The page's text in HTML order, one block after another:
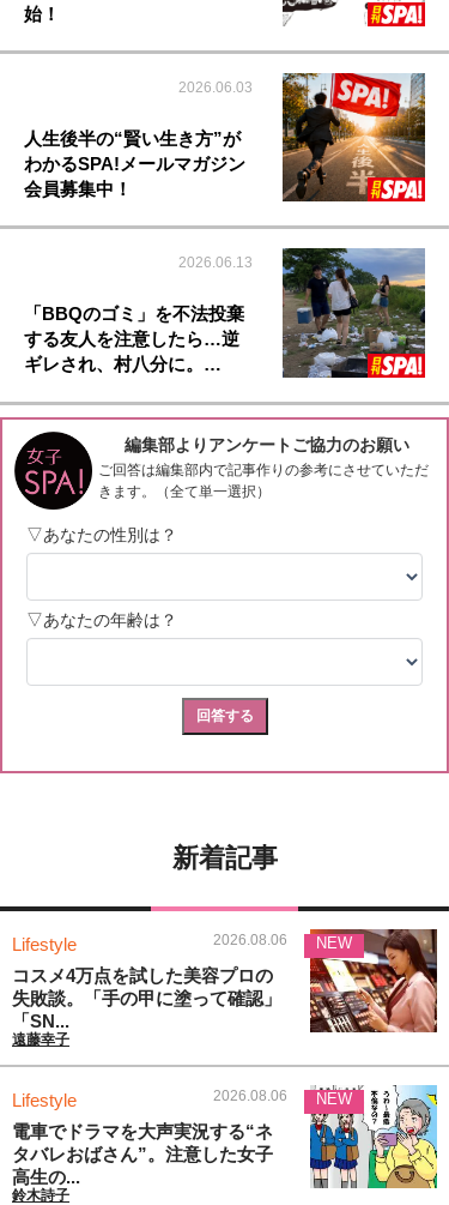
始！
2026.06.03
人生後半の“賢い生き方”が
わかるSPA!メールマガジン
会員募集中！
2026.06.13
「BBQのゴミ」を不法投棄
する友人を注意したら…逆
ギレされ、村八分に。…
新着記事
Lifestyle 2026.08.06
コスメ4万点を試した美容プロの
失敗談。「手の甲に塗って確認」
「SN...
遠藤幸子
NEW
Lifestyle 2026.08.06
電車でドラマを大声実況する“ネ
タバレおばさん”。注意した女子
高生の...
鈴木詩子
NEW